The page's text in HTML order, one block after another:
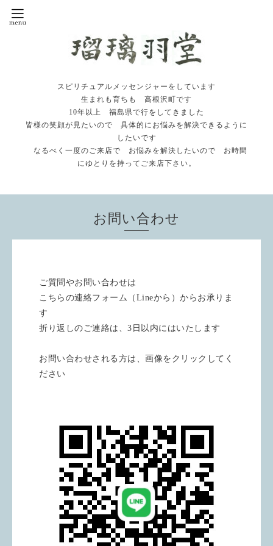
スピリチュアルメッセンジャーをしています
生まれも育ちも 高根沢町です
10年以上 福島県で行をしてきました
皆様の笑顔が見たいので 具体的にお悩みを解決できるように
したいです
なるべく一度のご来店で お悩みを解決したいので お時間
にゆとりを持ってご来店下さい。
お問い合わせ
ご質問やお問い合わせは
こちらの連絡フォーム（Lineから）からお承りま
す
折り返しのご連絡は、3日以内にはいたします
お問い合わせされる方は、画像をクリックしてく
ださい